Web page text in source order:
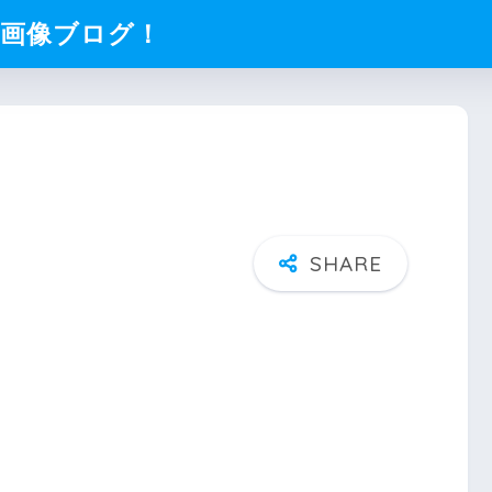
像ブログ！